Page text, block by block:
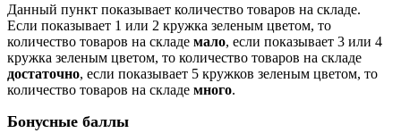
Данный пункт показывает количество товаров на складе.
Если показывает 1 или 2 кружка зеленым цветом, то
количество товаров на складе мало, если показывает 3 или 4
кружка зеленым цветом, то количество товаров на складе
достаточно, если показывает 5 кружков зеленым цветом, то
количество товаров на складе много.
Бонусные баллы